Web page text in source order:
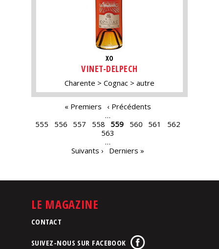
XO
VINET-DELPECH
Charente Cognac autre
« Premiers
‹ Précédents
…
555
556 557 558 559 560 561
562
563
…
Suivants ›
Derniers »
LE MAGAZINE
CONTACT
SUIVEZ-NOUS SUR FACEBOOK